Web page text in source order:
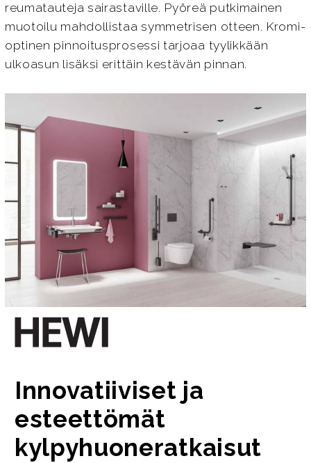
reumatauteja sairastaville. Pyöreä putkimainen
muotoilu mahdollistaa symmetrisen otteen. Kromi-
optinen pinnoitusprosessi tarjoaa tyylikkään
ulkoasun lisäksi erittäin kestävän pinnan.
Innovatiiviset ja
esteettömät
kylpyhuoneratkaisut